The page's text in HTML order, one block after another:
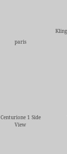
paris
Centurione 1 Side
View